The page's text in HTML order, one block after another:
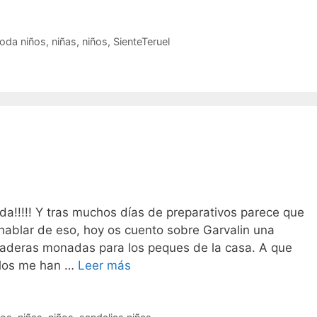
niños, niñas, niños, SienteTeruel
Y tras muchos días de preparativos parece que
de eso, hoy os cuento sobre Garvalin una
monadas para los peques de la casa. A que
me han … Leer más